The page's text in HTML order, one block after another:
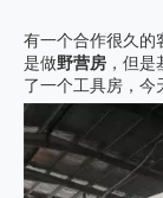
有一个合作很久的
是做野营房 ，但
了一个工具房，今